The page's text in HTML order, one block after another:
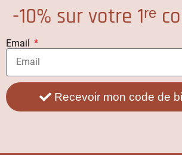
-10% sur votre 1ʳᵉ
Email
Recevoir mon code de